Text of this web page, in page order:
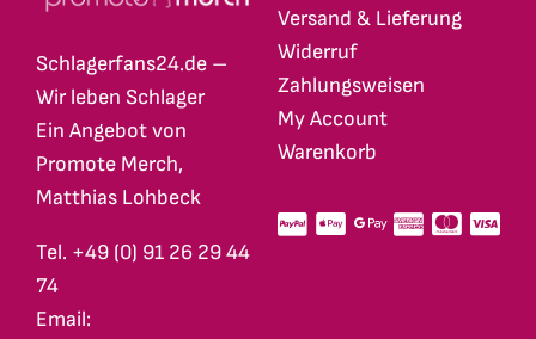
Schlagerfans24.de –
Wir leben Schlager
Ein Angebot von
Promote Merch,
Matthias Lohbeck
Tel. +49 (0) 91 26 29 44
74
Email:
Versand & Lieferung
Widerruf
Zahlungsweisen
My Account
Warenkorb